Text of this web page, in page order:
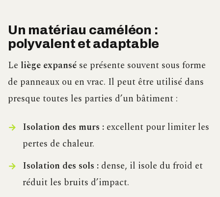
Un matériau caméléon :
polyvalent et adaptable
Le liège expansé se présente souvent sous forme
de panneaux ou en vrac. Il peut être utilisé dans
presque toutes les parties d’un bâtiment :
Isolation des murs :excellent pour limiter les
pertes de chaleur.
Isolation des sols :dense, il isole du froid et
réduit les bruits d’impact.